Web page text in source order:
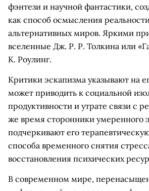
фэнтези и научной фантастики,
как способ осмысления
альтернативных миров. Яркими
вселенные Дж. Р. Р. Толкина или
К. Роулинг.
Критики эскапизма указывают на
может приводить к социальной
продуктивности и утрате связи с
же время сторонники умеренного
подчеркивают его
способа временного снятия
восстановления психических
В современном мире,